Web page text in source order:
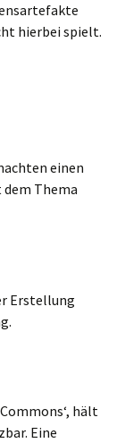
hierbei spielt.
einen
Thema
Erstellung
hält
Eine